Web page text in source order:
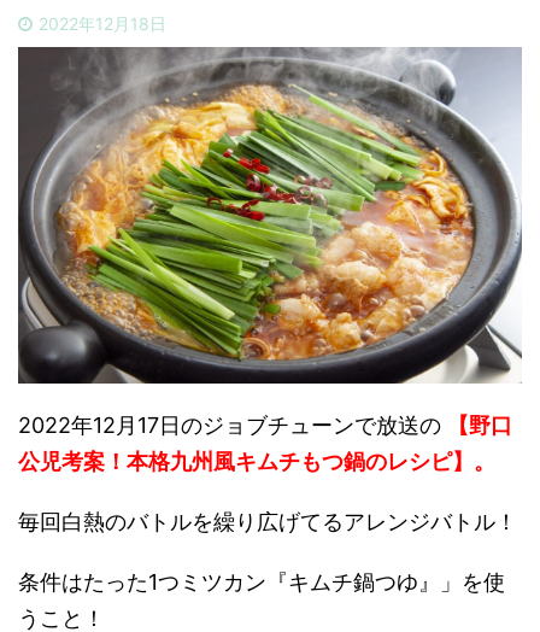
2022年12月18日
2022年12月17日のジョブチューンで放送の
【野口
公児考案！本格九州風キムチもつ鍋のレシピ】。
毎回白熱のバトルを繰り広げてるアレンジバトル！
条件はたった1つミツカン『キムチ鍋つゆ』」を使
うこと！